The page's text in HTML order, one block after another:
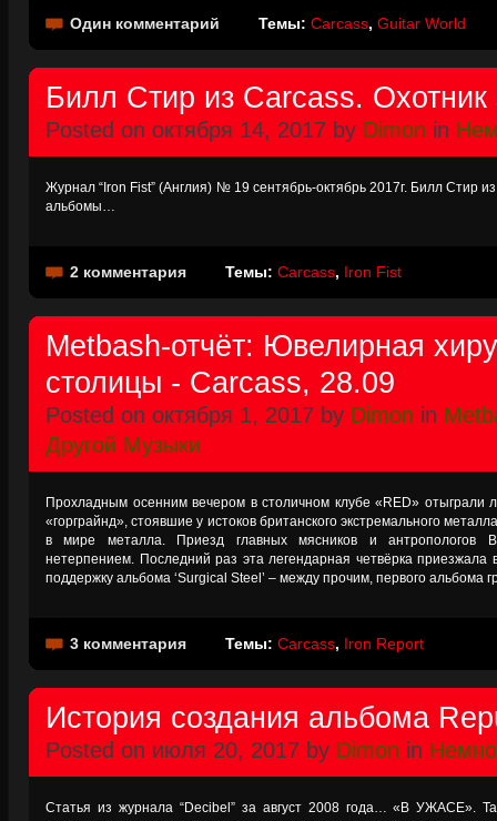
Один комментарий Темы: Carcass, Guitar World
Билл Стир из Carcass.
Posted on октября 14, 2017 by Dimon in
Журнал “Iron Fist” (Англия) № 19 сентябрь-октябрь 2017г. Билл Стир
альбомы…
2 комментария Темы: Carcass, Iron Fist
Metbash-отчёт: Ювелирная
столицы - Carcass, 28.09
Posted on октября 1, 2017 by Dimon in
Другой Музыки
Прохладным осенним вечером в столичном клубе «RED» отыграли
«горграйнд», стоявшие у истоков британского экстремального
в мире металла. Приезд главных мясников и антропологов
нетерпением. Последний раз эта легендарная четвёрка приезжала
поддержку альбома ‘Surgical Steel’ – между прочим, первого альбома
3 комментария Темы: Carcass, Iron Report
История создания альбома
Posted on июля 20, 2017 by Dimon in
Статья из журнала “Decibel” за август 2008 года… «В УЖАСЕ».